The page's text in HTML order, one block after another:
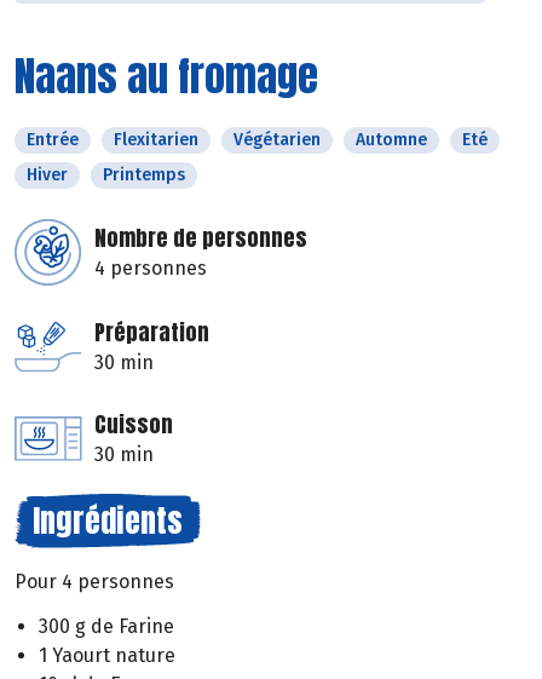
Naans au fromage
Entrée Flexitarien Végétarien Automne
Eté
Hiver
Printemps
Nombre de personnes
4 personnes
Préparation
30 min
Cuisson
30 min
Ingrédients
Pour 4 personnes
300 g de Farine
1 Yaourt nature